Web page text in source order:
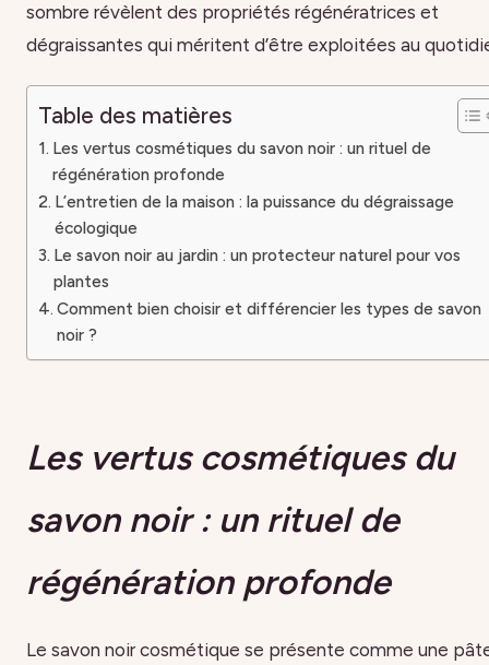
sombre révèlent des propriétés régénératrices et
dégraissantes qui méritent d’être exploitées au
Table des matières
Les vertus cosmétiques du savon noir : un rituel de
régénération profonde
L’entretien de la maison : la puissance du dégraissage
écologique
Le savon noir au jardin : un protecteur naturel pour vos
plantes
Comment bien choisir et différencier les types de savon
noir ?
Les vertus cosmétiques du
savon noir : un rituel de
régénération profonde
Le savon noir cosmétique se présente comme une